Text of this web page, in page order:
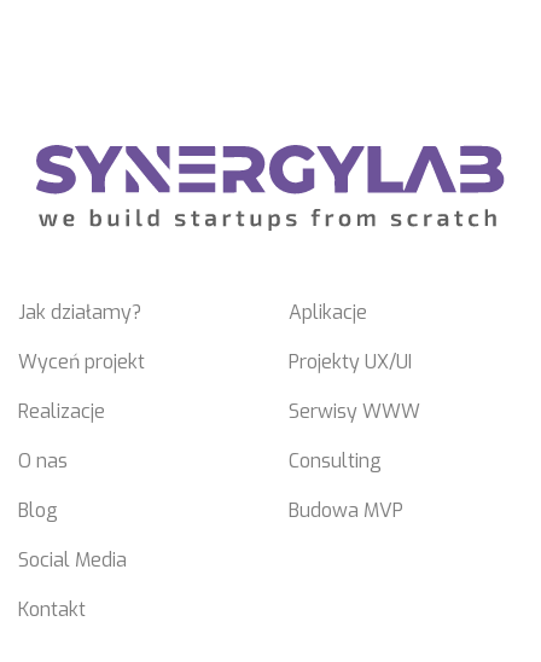
Jak działamy?
Wyceń projekt
Realizacje
O nas
Blog
Social Media
Kontakt
Aplikacje
Projekty UX/UI
Serwisy WWW
Consulting
Budowa MVP